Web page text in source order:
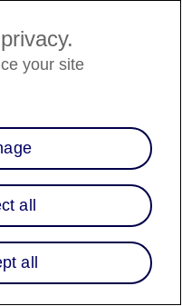
Client-side
Modèles
Include the Affirm
the configuration
<isinclude
your site
all
all